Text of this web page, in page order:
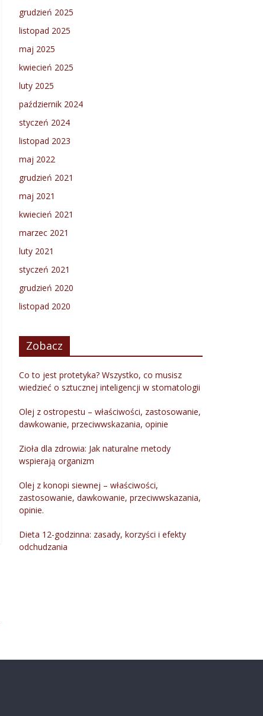
grudzień 2025
listopad 2025
maj 2025
kwiecień 2025
luty 2025
październik 2024
styczeń 2024
listopad 2023
maj 2022
grudzień 2021
maj 2021
kwiecień 2021
marzec 2021
luty 2021
styczeń 2021
grudzień 2020
listopad 2020
Zobacz
Co to jest protetyka? Wszystko, co musisz
wiedzieć o sztucznej inteligencji w stomatologii
Olej z ostropestu – właściwości, zastosowanie,
dawkowanie, przeciwwskazania, opinie
Zioła dla zdrowia: Jak naturalne metody
wspierają organizm
Olej z konopi siewnej – właściwości,
zastosowanie, dawkowanie, przeciwwskazania,
opinie.
Dieta 12-godzinna: zasady, korzyści i efekty
odchudzania